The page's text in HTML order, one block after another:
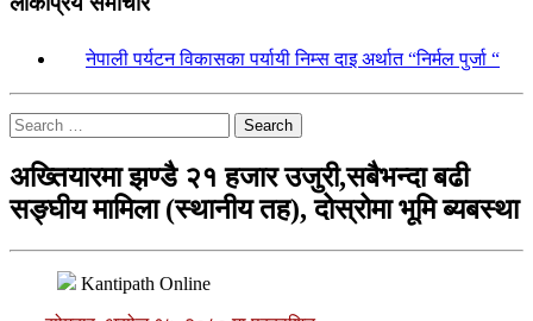
नेपाली पर्यटन विकासका पर्यायी निम्स दाइ अर्थात “निर्मल पुर्जा “
Search
अख्तियारमा झण्डै २१ हजार उजुरी,सबैभन्दा बढी
सङ्‍घीय मामिला (स्थानीय तह), दोस्रोमा भूमि ब्यबस्था
Kantipath Online